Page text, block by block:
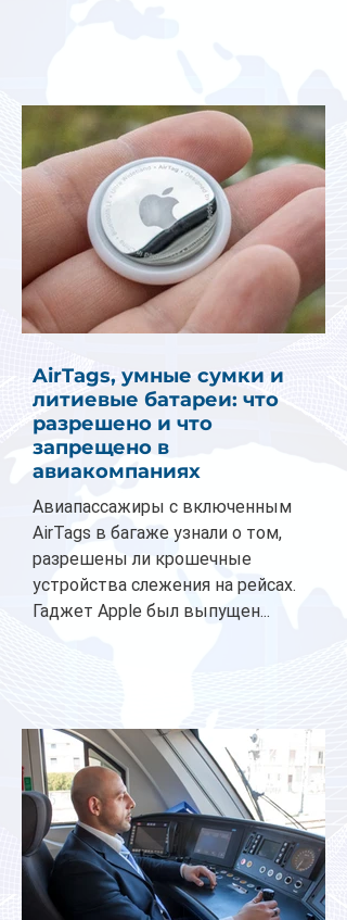
AirTags, умные сумки и
литиевые батареи: что
разрешено и что
запрещено в
авиакомпаниях
Авиапассажиры с включенным
AirTags в багаже узнали о том,
разрешены ли крошечные
устройства слежения на рейсах.
Гаджет Apple был выпущен...